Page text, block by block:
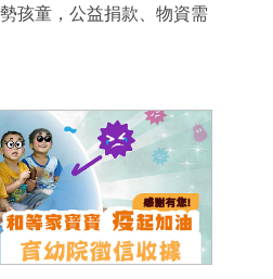
孩童，公益捐款、物資需